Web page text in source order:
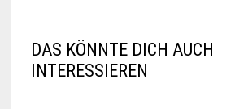
DAS KÖNNTE DICH AUCH
INTERESSIEREN